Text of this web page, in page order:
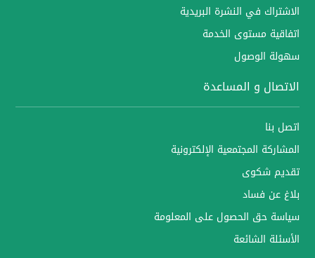
الاشتراك في النشرة البريدية
اتفاقية مستوى الخدمة
سهولة الوصول
الاتصال و المساعدة
اتصل بنا
المشاركة المجتمعية الإلكترونية
تقديم شكوى
بلاغ عن فساد
سياسة حق الحصول على المعلومة
الأسئلة الشائعة